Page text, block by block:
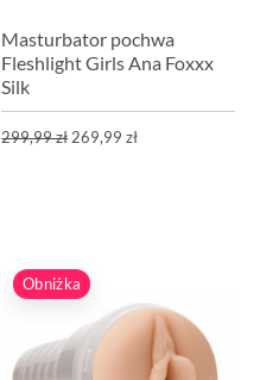
Masturbator pochwa
Fleshlight Girls Ana Foxxx
Silk
299,99 zł 269,99 zł
Obniżka